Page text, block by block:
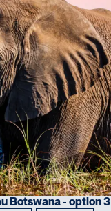
Botswana - option 3